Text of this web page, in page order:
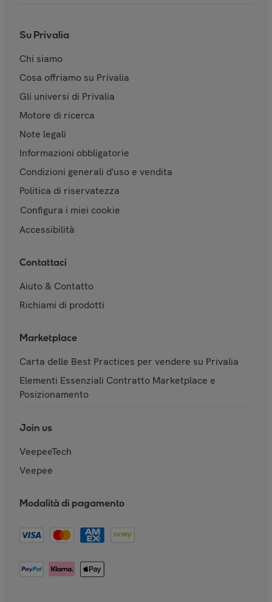
Su Privalia
Chi siamo
Cosa offriamo su Privalia
Gli universi di Privalia
Motore di ricerca
Note legali
Informazioni obbligatorie
Condizioni generali d'uso e vendita
Politica di riservatezza
Configura i miei cookie
Accessibilità
Contattaci
Aiuto & Contatto
Richiami di prodotti
Marketplace
Carta delle Best Practices per vendere su Privalia
Elementi Essenziali Contratto Marketplace e
Posizionamento
Join us
VeepeeTech
Veepee
Modalità di pagamento